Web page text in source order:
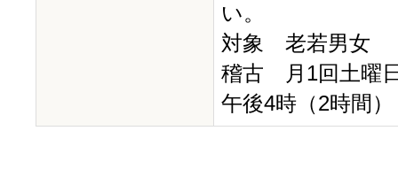
い。
対象 老若男女
稽古 月1回土曜
午後4時（2時間）